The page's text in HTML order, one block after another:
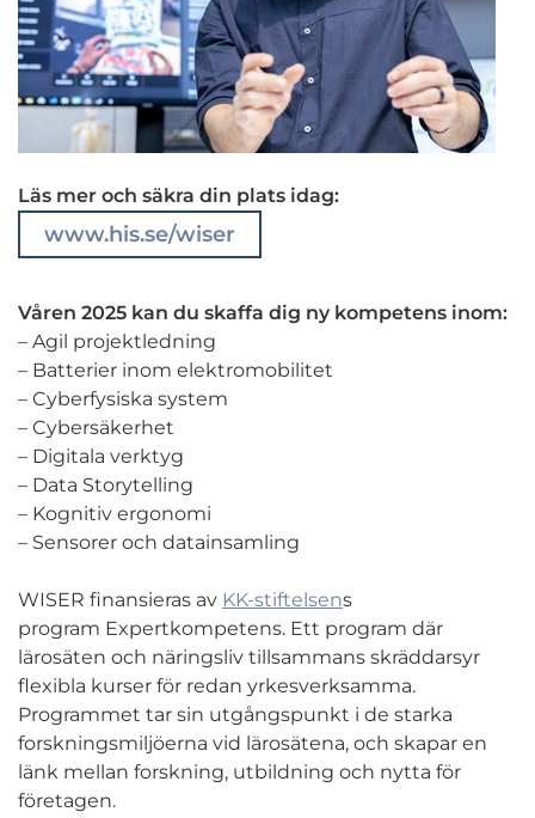
Läs mer och säkra din plats idag:
www.his.se/wiser
Våren 2025 kan du skaffa dig ny kompetens inom:
– Agil projektledning
– Batterier inom elektromobilitet
– Cyberfysiska system
– Cybersäkerhet
– Digitala verktyg
– Data Storytelling
– Kognitiv ergonomi
– Sensorer och datainsamling
WISER finansieras av KK-stiftelsens
program Expertkompetens. Ett program där
lärosäten och näringsliv tillsammans skräddarsyr
flexibla kurser för redan yrkesverksamma.
Programmet tar sin utgångspunkt i de starka
forskningsmiljöerna vid lärosätena, och skapar en
länk mellan forskning, utbildning och nytta för
företagen.